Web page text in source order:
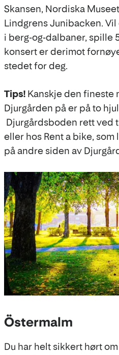
Skansen, Nordiska
Lindgrens Junibacken.
i berg-og-dalbaner, spille
konsert er derimot
stedet for deg.
Tips! Kanskje den fineste
Djurgården på er på to
Djurgårdsboden rett ved
eller hos Rent a bike,
på andre siden av
Östermalm
Du har helt sikkert hørt